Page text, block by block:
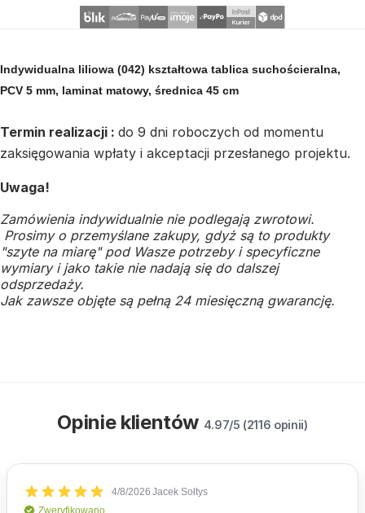
Indywidualna liliowa (042) kształtowa tablica suchościeralna,
PCV 5 mm, laminat matowy, średnica 45 cm
Termin realizacji : do 9 dni roboczych od momentu
zaksięgowania wpłaty i akceptacji przesłanego projektu.
Uwaga!
Zamówienia indywidualnie nie podlegają zwrotowi.
Prosimy o przemyślane zakupy, gdyż są to produkty
"szyte na miarę" pod Wasze potrzeby i specyficzne
wymiary i jako takie nie nadają się do dalszej
odsprzedaży.
Jak zawsze objęte są pełną 24 miesięczną gwarancję.
Opinie klientów 4.97/5 (2116 opinii)